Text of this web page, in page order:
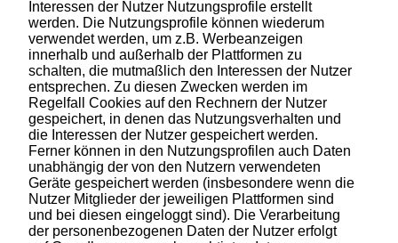
Interessen der Nutzer Nutzungsprofile erstellt
werden. Die Nutzungsprofile können wiederum
verwendet werden, um z.B. Werbeanzeigen
innerhalb und außerhalb der Plattformen zu
schalten, die mutmaßlich den Interessen der Nutzer
entsprechen. Zu diesen Zwecken werden im
Regelfall Cookies auf den Rechnern der Nutzer
gespeichert, in denen das Nutzungsverhalten und
die Interessen der Nutzer gespeichert werden.
Ferner können in den Nutzungsprofilen auch Daten
unabhängig der von den Nutzern verwendeten
Geräte gespeichert werden (insbesondere wenn die
Nutzer Mitglieder der jeweiligen Plattformen sind
und bei diesen eingeloggt sind). Die Verarbeitung
der personenbezogenen Daten der Nutzer erfolgt